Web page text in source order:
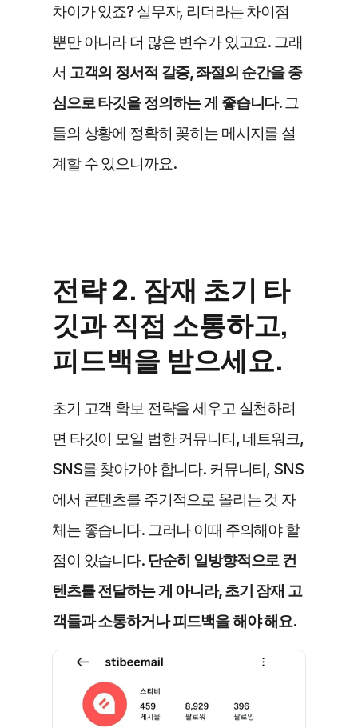
차이가 있죠? 실무자, 리더라는 차이점
뿐만 아니라 더 많은 변수가 있고요. 그래
서 고객의 정서적 갈증, 좌절의 순간을 중
심으로 타깃을 정의하는 게 좋습니다. 그
들의 상황에 정확히 꽂히는 메시지를 설
계할 수 있으니까요.
전략 2. 잠재 초기 타
깃과 직접 소통하고,
피드백을 받으세요.
초기 고객 확보 전략을 세우고 실천하려
면 타깃이 모일 법한 커뮤니티, 네트워크,
SNS를 찾아가야 합니다. 커뮤니티, SNS
에서 콘텐츠를 주기적으로 올리는 것 자
체는 좋습니다. 그러나 이때 주의해야 할
점이 있습니다. 단순히 일방향적으로 컨
텐츠를 전달하는 게 아니라, 초기 잠재 고
객들과 소통하거나 피드백을 해야 해요.